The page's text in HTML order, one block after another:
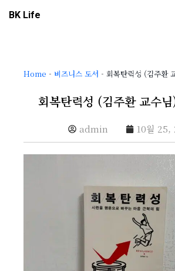
BK Life
Home - 비즈니스 도서 - 회복탄력성 (김주환
회복탄력성 (김주환 교수
admin 10월 25,